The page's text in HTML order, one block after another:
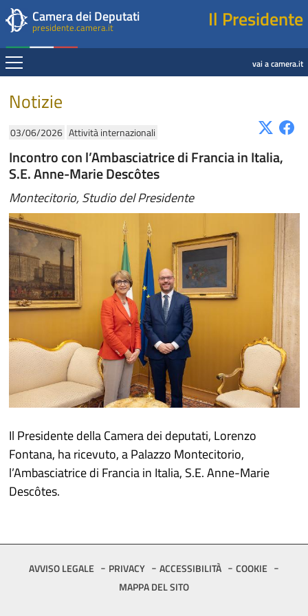
Presidente della Camera dei Deputati
Salta al contenuto principale
Salta al menu di navigazione
Camera dei Deputati
presidente.camera.it Il Presidente
Espandi vai a camera.it
Contenuto
Notizie
03/06/2026 Attività internazionali
Incontro con l’Ambasciatrice di Francia in Italia,
S.E. Anne-Marie Descôtes
Montecitorio, Studio del Presidente
Il Presidente della Camera dei deputati, Lorenzo
Fontana, ha ricevuto, a Palazzo Montecitorio,
l’Ambasciatrice di Francia in Italia, S.E. Anne-Marie
Descôtes.
Fine contenuto
Navigazione pagine di servizio
FooterAVVISO LEGALE PRIVACY ACCESSIBILITÀ
COOKIE
MAPPA DEL SITO
Fine pagina
Salta al contenuto principale
Salta al menu di navigazione
Vai a inizio pagina